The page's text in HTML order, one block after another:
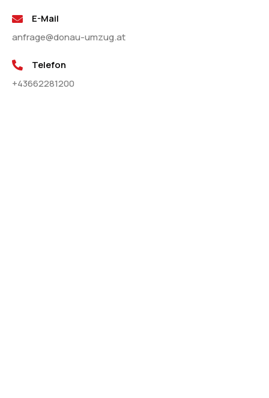
E-Mail
anfrage@donau-umzug.at
Telefon
+43662281200